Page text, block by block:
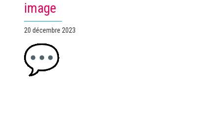
image
Publié
20 décembre 2023